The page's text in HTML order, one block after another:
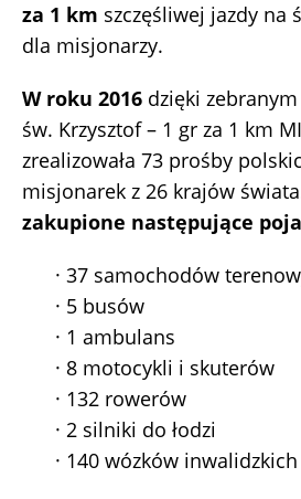
za 1 km szczęśliwej jazdy na
dla misjonarzy.
W roku 2016 dzięki
św. Krzysztof – 1 gr za 1 km
zrealizowała 73 prośby
misjonarek z 26 krajów
zakupione następujące
· 37 samochodów
· 5 busów
· 1 ambulans
· 8 motocykli i skuterów
· 132 rowerów
· 2 silniki do łodzi
· 140 wózków inwalidzkich